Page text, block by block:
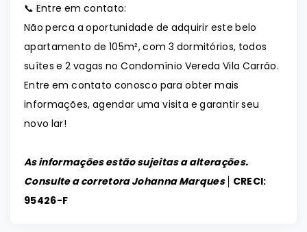
📞 Entre em contato:
Não perca a oportunidade de adquirir este belo
apartamento de 105m², com 3 dormitórios, todos
suítes e 2 vagas no Condomínio Vereda Vila Carrão.
Entre em contato conosco para obter mais
informações, agendar uma visita e garantir seu
novo lar!
As informações estão sujeitas a alterações.
Consulte a corretora Johanna Marques │ CRECI:
95426-F